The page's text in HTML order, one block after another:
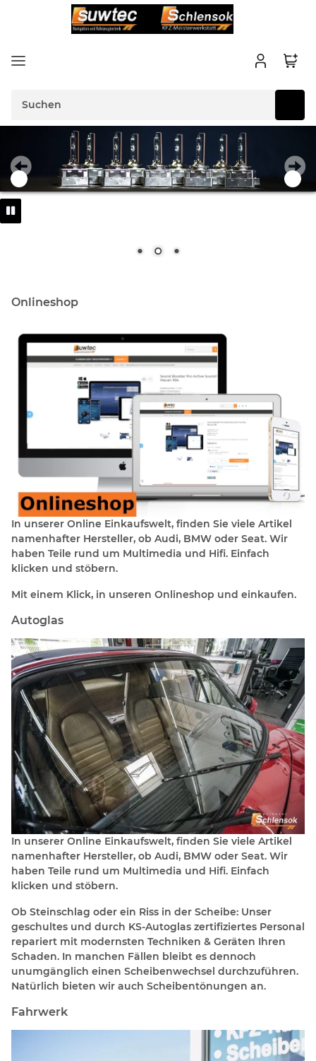
Onlineshop
In unserer Online Einkaufswelt, finden Sie viele Artikel
namenhafter Hersteller, ob Audi, BMW oder Seat. Wir
haben Teile rund um Multimedia und Hifi. Einfach
klicken und stöbern.
Mit einem Klick, in unseren Onlineshop und einkaufen.
Autoglas
In unserer Online Einkaufswelt, finden Sie viele Artikel
namenhafter Hersteller, ob Audi, BMW oder Seat. Wir
haben Teile rund um Multimedia und Hifi. Einfach
klicken und stöbern.
Ob Steinschlag oder ein Riss in der Scheibe: Unser
geschultes und durch KS-Autoglas zertifiziertes Personal
repariert mit modernsten Techniken & Geräten Ihren
Schaden. In manchen Fällen bleibt es dennoch
unumgänglich einen Scheibenwechsel durchzuführen.
Natürlich bieten wir auch Scheibentönungen an.
Fahrwerk